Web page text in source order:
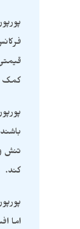
کمک
تنش
کند.
اما